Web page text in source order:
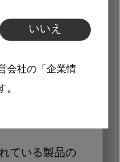
いいえ
会社の「企業情
。
されている
覧可能
ている製品の